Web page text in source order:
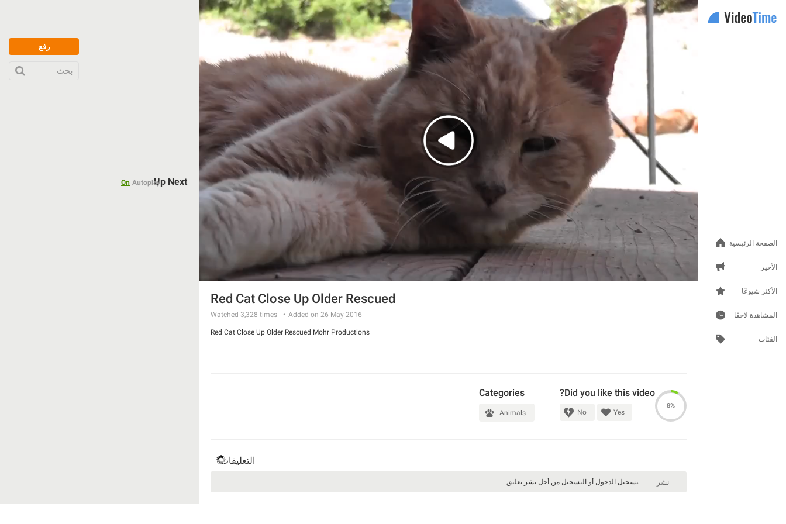
رفع
بحث
الصفحة الرئيسية
الأخير
الأكثر شيوعًا
المشاهدة لاحقًا
الفئات
144p
360p
480p
720p
Red Cat Close Up Older Rescued
Added on 26 May 2016
Watched 3,328 times
Red Cat Close Up Older Rescued Mohr Productions
8%
Did you like this video?
Yes
No
Categories
Animals
التعليقات
Up Next
Autoplay
On